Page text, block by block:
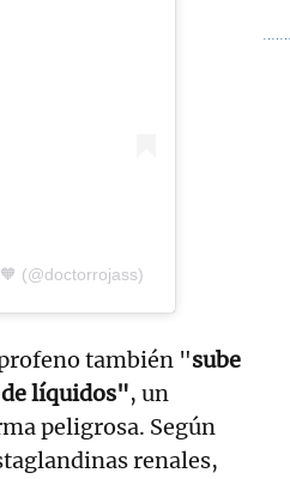
(@doctorrojass)
también "sube
líquidos", un
peligrosa. Según
renales,